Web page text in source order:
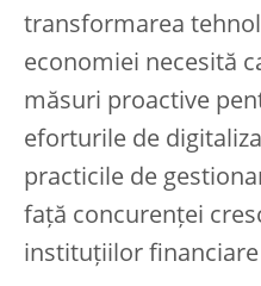
transformarea
economiei necesită
măsuri proactive
eforturile de
practicile de
față concurenței
instituțiilor financiare